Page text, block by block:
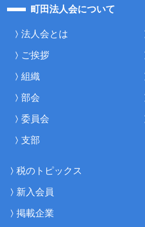
町田法人会について
法人会とは
ご挨拶
組織
部会
委員会
支部
税のトピックス
新入会員
掲載企業